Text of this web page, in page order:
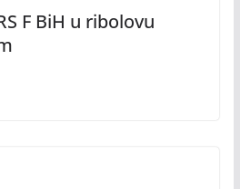
F BiH u ribolovu